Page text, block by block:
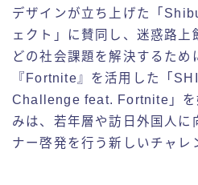
デザインが立ち上げた「
ェクト」に賛同し、迷惑路
どの社会課題を解決するため
『Fortnite』を活用した「
Challenge feat. Fortnite」を
みは、若年層や訪日外国人に
ナー啓発を行う新しいチャレ